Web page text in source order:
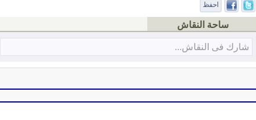
احفظ
ساحة النقاش
شارك فى النقاش...